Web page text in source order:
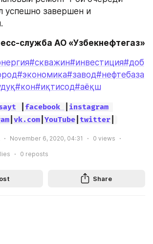
успешно завершен и
служба АО «Узбекнефтегаз»
#скважин#инвестиция#доб
#экономика#завод#нефтебаза
#кон#иқтисод#аёқш
facebook
instagram
|vk.com |YouTube twitter
November 6, 2020, 04:31 0 views
0 reposts
Share